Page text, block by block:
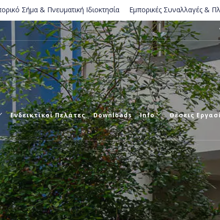
Ιδιοκτησία Εμπορικές Συναλλαγές & Πληρωμές
Ενδεικτικοί Πελάτες Downloads Info Θέσεις